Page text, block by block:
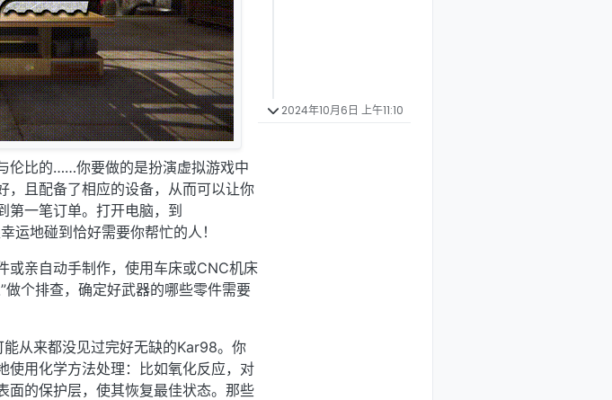
伦比的……你要做的是扮演虚拟游戏中
，且配备了相应的设备，从而可以让你
第一笔订单。打开电脑，到
运地碰到恰好需要你帮忙的人！
或亲自动手制作，使用车床或CNC机床
个排查，确定好武器的哪些零件需要
从来都没见过完好无缺的Kar98。你
使用化学方法处理：比如氧化反应，对
面的保护层，使其恢复最佳状态。那些
2024年10月6日 上午11:10